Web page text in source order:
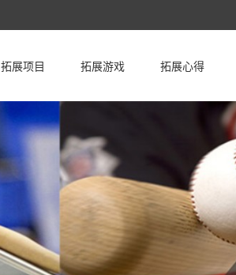
拓展项目 拓展游戏 拓展心得